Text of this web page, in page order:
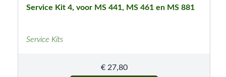
Service Kit 4, voor MS 441, MS 461 en MS 881
Service Kits
€27,80